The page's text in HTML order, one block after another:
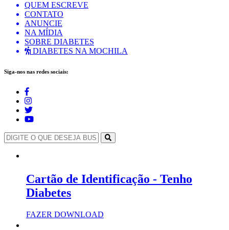
QUEM ESCREVE
CONTATO
ANUNCIE
NA MÍDIA
SOBRE DIABETES
DIABETES NA MOCHILA
Siga-nos nas redes sociais:
Cartão de Identificação - Tenho
Diabetes
FAZER DOWNLOAD